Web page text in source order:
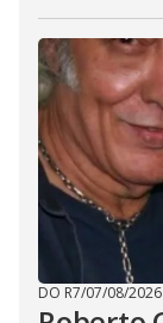
DO R7/07/08/2026